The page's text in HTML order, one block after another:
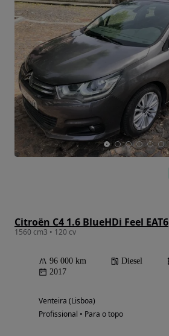
Citroën C4 1.6 BlueHDi Feel EAT6
1560 cm3 • 120 cv
96 000 km Diesel
2017
Venteira (Lisboa)
Profissional • Para o topo